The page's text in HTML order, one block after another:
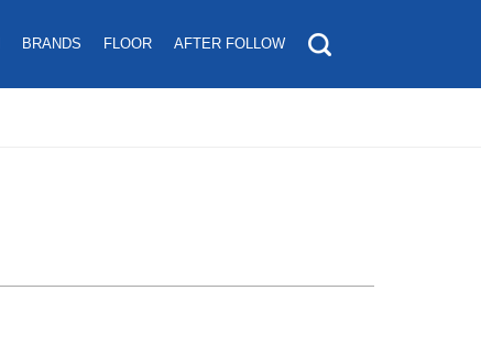
BRANDS FLOOR AFTER FOLLOW